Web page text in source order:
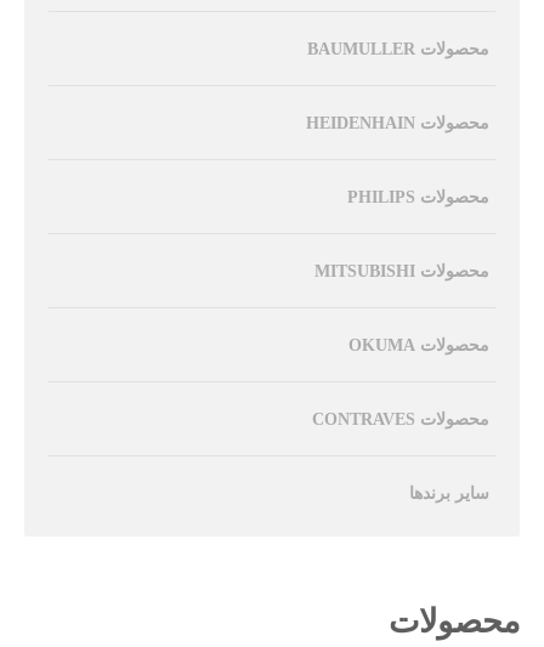
محصولات BAUMULLER
محصولات HEIDENHAIN
محصولات PHILIPS
محصولات MITSUBISHI
محصولات OKUMA
محصولات CONTRAVES
سایر برندها
محصولات